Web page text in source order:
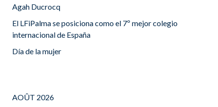
Agah Ducrocq
El LFiPalma se posiciona como el 7º mejor colegio
internacional de España
Día de la mujer
AOÛT 2026